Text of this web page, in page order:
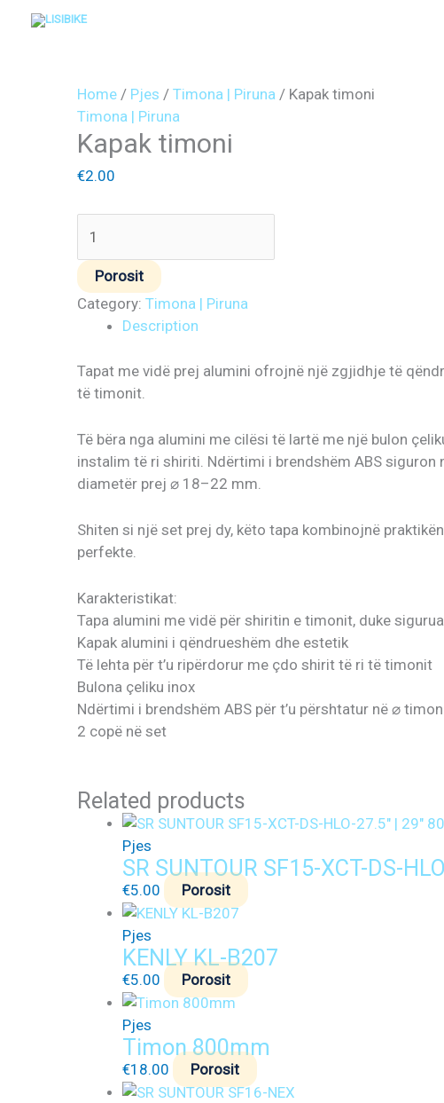
Home / Pjes / Timona | Piruna / Kapak timoni
Timona | Piruna
Kapak timoni
€2.00
timoni
quantity
Porosit
Category: Timona | Piruna
Description
Tapat me vidë prej alumini ofrojnë një zgjidhje të
të timonit.
Të bëra nga alumini me cilësi të lartë me një bulon
instalim të ri shiriti. Ndërtimi i brendshëm ABS
diametër prej ⌀ 18–22 mm.
Shiten si një set prej dy, këto tapa kombinojnë
perfekte.
Karakteristikat:
Tapa alumini me vidë për shiritin e timonit, duke
Kapak alumini i qëndrueshëm dhe estetik
Të lehta për t’u ripërdorur me çdo shirit të ri të timonit
Bulona çeliku inox
Ndërtimi i brendshëm ABS për t’u përshtatur në ⌀
2 copë në set
Related products
Pjes
SR SUNTOUR SF15-XCT-DS-
€5.00 Porosit
Pjes
KENLY KL-B207
€5.00 Porosit
Pjes
Timon 800mm
€18.00 Porosit